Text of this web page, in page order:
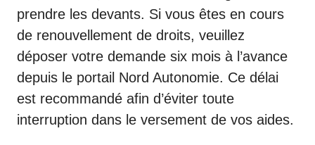
prendre les devants. Si vous êtes en cours
de renouvellement de droits, veuillez
déposer votre demande six mois à l’avance
depuis le portail Nord Autonomie. Ce délai
est recommandé afin d’éviter toute
interruption dans le versement de vos aides.